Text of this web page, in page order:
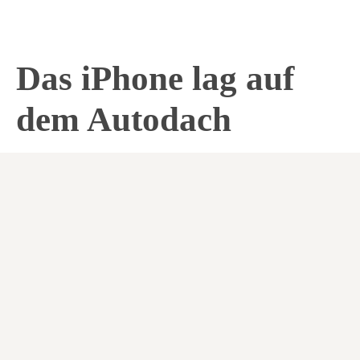
Das iPhone lag auf
dem Autodach